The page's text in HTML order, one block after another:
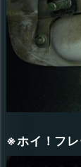
※ホイ！フレ